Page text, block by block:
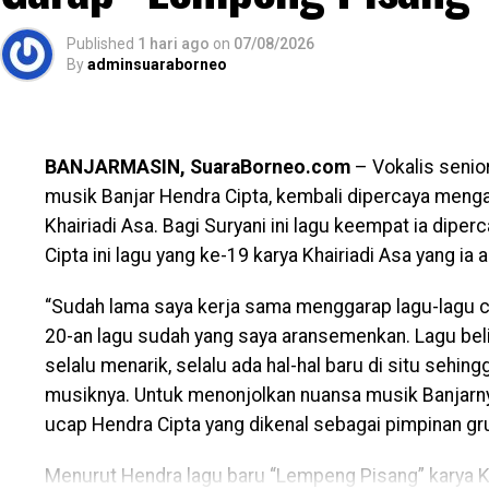
sambutannya, Syafrida menyampaikan bahwa
strategis yang objektif, independen dan berbasis
penilaian ini harus dimaknai sebagai momentum
yang diberikan. Hasilnya adalah ikhtiar
patut diatensi dan ditindaklanjuti, serta ada
dipertahankan dan ditingkatkan, seperti hadirnya
dan berkeadilan bagi masyarakat”, tegas Syafrida.
Syafrida juga menyampaikan bahwa melalui
instansi pelayanan publik di Kalsel memiliki
penilaian maladministrasi tahun 2026, termasuk
Diyakini dengan Opini Ombudsman RI akan
peningkatan mutu pelayanan publik yang
Vertikal kepada masyarakat luas.
Published 1 hari ago on 07/08/2026
Byadminsuaraborneo
BANJARMASIN, SuaraBorneo.com – Vokalis
musik Banjar Hendra Cipta, kembali dipercaya
Khairiadi Asa. Bagi Suryani ini lagu keempat ia
Cipta ini lagu yang ke-19 karya Khairiadi Asa yang ia
“Sudah lama saya kerja sama menggarap lagu-lagu
20-an lagu sudah yang saya aransemenkan. Lagu
selalu menarik, selalu ada hal-hal baru di situ
musiknya. Untuk menonjolkan nuansa musik
ucap Hendra Cipta yang dikenal sebagai pimpinan
Menurut Hendra lagu baru “Lempeng Pisang” karya